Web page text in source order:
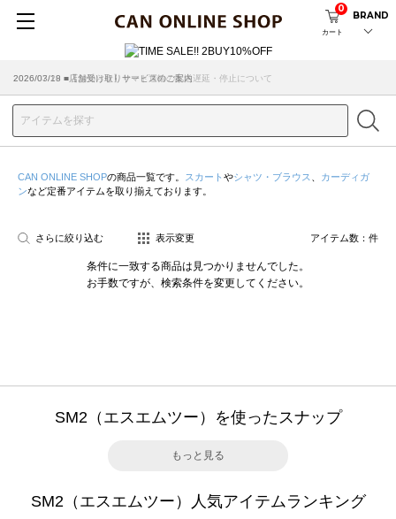
カート
0
BRAND
2026/07/29 ■【お知らせ】ヤマト運輸の配送遅延・停止について
2026/03/18 ■店舗受け取りサービスのご案内
CAN ONLINE SHOPの商品一覧です。 スカート やシャツ・ブラウス
カーディガ
ンなど定番アイテムを取り揃えております。
さらに絞り込む 表示変更 アイテム数： 件
条件に一致する商品は見つかりませんでした。
お手数ですが、検索条件を変更してください。
SM2（エスエムツー）を使ったスナップ
もっと見る
SM2（エスエムツー）人気アイテムランキング